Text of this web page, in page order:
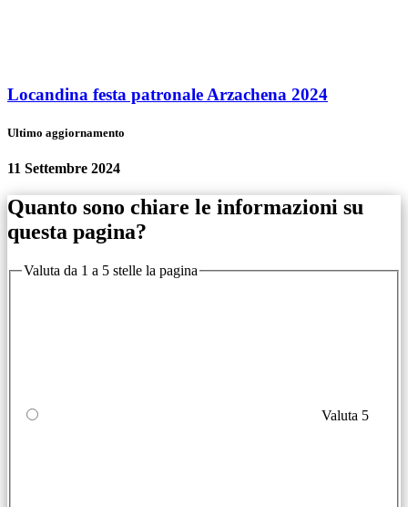
Locandina festa patronale Arzachena 2024
Ultimo aggiornamento
11 Settembre 2024
Quanto sono chiare le informazioni su
questa pagina?
Valuta da 1 a 5 stelle la pagina
Valuta 5